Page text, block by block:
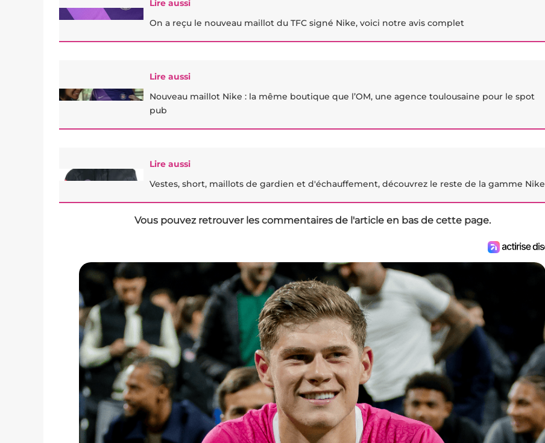
Lire aussi
On a reçu le nouveau maillot du TFC signé Nike, voici notre avis complet
Lire aussi
Nouveau maillot Nike : la même boutique que l’OM, une agence toulousaine pour le spot
pub
Lire aussi
Vestes, short, maillots de gardien et d'échauffement, découvrez le reste de la gamme Nike
Vous pouvez retrouver les commentaires de l'article en bas de cette page.